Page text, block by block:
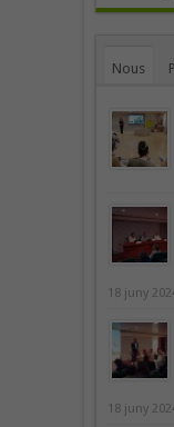
Nous
18 juny
18 juny